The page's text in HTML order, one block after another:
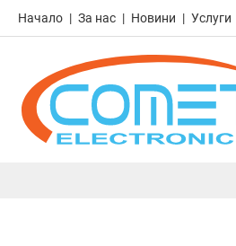
Начало За нас Новини Услуги